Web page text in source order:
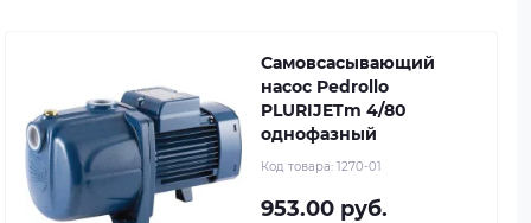
Самовсасывающий
насос Pedrollo
PLURIJETm 4/80
однофазный
Код товара: 1270-01
953.00 руб.